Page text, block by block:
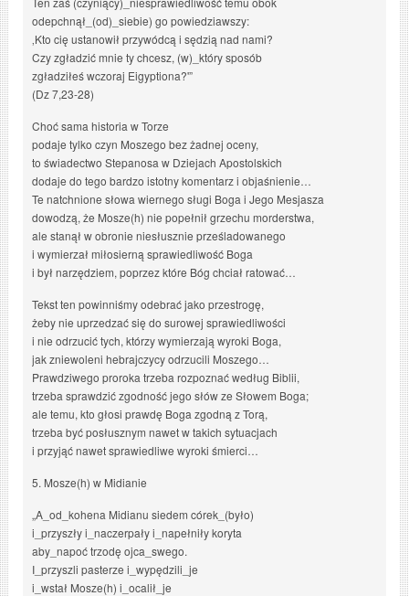
odepchnął_(od)_siebie) go powiedziawszy:
‚Kto cię ustanowił przywódcą i sędzią nad nami?
Czy zgładzić mnie ty chcesz, (w)_który sposób
zgładziłeś wczoraj Eigyptiona?'”
(Dz 7,23-28)
Choć sama historia w Torze
podaje tylko czyn Moszego bez żadnej oceny,
to świadectwo Stepanosa w Dziejach Apostolskich
dodaje do tego bardzo istotny komentarz i objaśnienie…
Te natchnione słowa wiernego sługi Boga i Jego Mesjasza
dowodzą, że Mosze(h) nie popełnił grzechu morderstwa,
ale stanął w obronie niesłusznie prześladowanego
i wymierzał miłosierną sprawiedliwość Boga
i był narzędziem, poprzez które Bóg chciał ratować…
Tekst ten powinniśmy odebrać jako przestrogę,
żeby nie uprzedzać się do surowej sprawiedliwości
i nie odrzucić tych, którzy wymierzają wyroki Boga,
jak zniewoleni hebrajczycy odrzucili Moszego…
Prawdziwego proroka trzeba rozpoznać według Biblii,
trzeba sprawdzić zgodność jego słów ze Słowem Boga;
ale temu, kto głosi prawdę Boga zgodną z Torą,
trzeba być posłusznym nawet w takich sytuacjach
i przyjąć nawet sprawiedliwe wyroki śmierci…
5. Mosze(h) w Midianie
„A_od_kohena Midianu siedem córek_(było)
i_przyszły i_naczerpały i_napełniły koryta
aby_napoć trzodę ojca_swego.
I_przyszli pasterze i_wypędzili_je
i_wstał Mosze(h) i_ocalił_je